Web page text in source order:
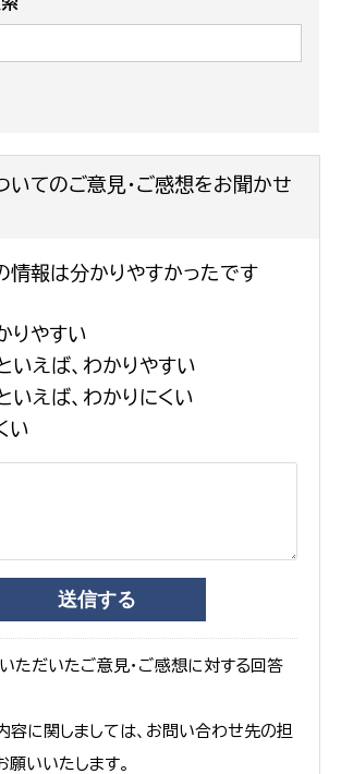
いてのご意見・ご感想をお聞かせ
情報は分かりやすかったです
りやすい
いえば、わかりやすい
いえば、わかりにくい
い
ただいたご意見・ご感想に対する回答
容に関しましては、お問い合わせ先の担
いいたします。